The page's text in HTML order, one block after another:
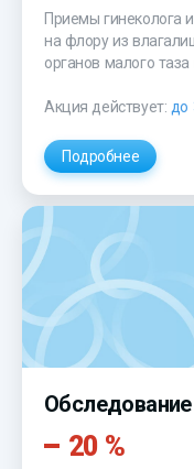
Приемы гинеколога
на флору из
органов малого таза
Акция действует: до
Подробнее
20 %